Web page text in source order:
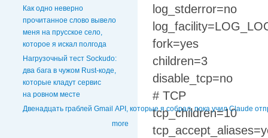
Как одно неверно
прочитанное слово вывело
меня на прусское село,
которое я искал полгода
Нагрузочный тест Sockudo:
два бага в чужом Rust‑коде,
которые кладут сервис
на ровном месте
Двенадцать граблей Gmail API, которые я собрал, пока учил Claude
more
log_stderror=no
fork=yes
children=3
disable_tcp=no
# TCP
tcp_children=10